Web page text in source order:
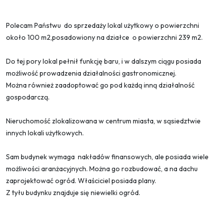
Polecam Państwu do sprzedaży lokal użytkowy o powierzchni
około 100 m2,posadowiony na działce o powierzchni 239 m2.
Do tej pory lokal pełnił funkcję baru, i w dalszym ciągu posiada
możliwość prowadzenia działalności gastronomicznej.
Można również zaadoptować go pod każdą inną działalność
gospodarczą.
Nieruchomość zlokalizowana w centrum miasta, w sąsiedztwie
innych lokali użytkowych.
Sam budynek wymaga nakładów finansowych, ale posiada wiele
możliwości aranżacyjnych. Można go rozbudować, a na dachu
zaprojektować ogród. Właściciel posiada plany.
Z tyłu budynku znajduje się niewielki ogród.